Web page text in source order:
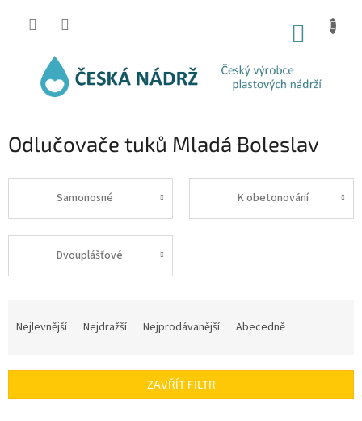
Odlučovače tuků Mladá Boleslav
Samonosné K obetonování
Dvouplášťové
í
Nejlevnější Nejdražší Nejprodávanější Abecedně
ZAVŘÍT FILTR